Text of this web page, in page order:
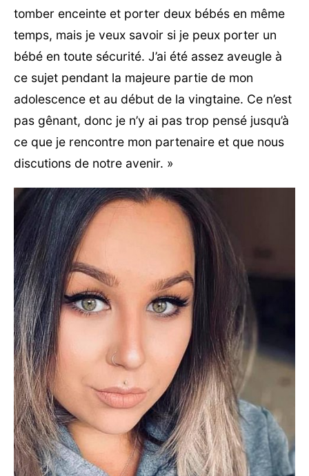
tomber enceinte et porter deux bébés en même
temps, mais je veux savoir si je peux porter un
bébé en toute sécurité. J’ai été assez aveugle à
ce sujet pendant la majeure partie de mon
adolescence et au début de la vingtaine. Ce n’est
pas gênant, donc je n’y ai pas trop pensé jusqu’à
ce que je rencontre mon partenaire et que nous
discutions de notre avenir. »